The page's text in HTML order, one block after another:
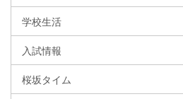
学校生活
入試情報
桜坂タイム